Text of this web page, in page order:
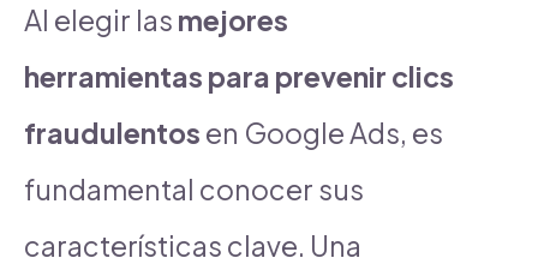
Al elegir las mejores
herramientas para prevenir clics
fraudulentos en Google Ads, es
fundamental conocer sus
características clave. Una